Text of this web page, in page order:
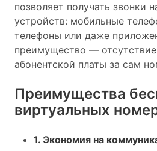
позволяет получать звонки
устройств: мобильные
телефоны или даже
преимущество —
абонентской платы за сам
Преимущества
виртуальных
1. Экономия на